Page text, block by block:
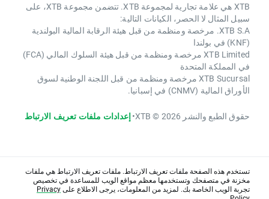
XTB هي علامة تجارية لمجموعة XTB. تتضمن مجموعة XTB، على
سبيل المثال لا الحصر، الكيانات التالية:
XTB S.A. مرخصة ومنظمة من قبل هيئة الرقابة المالية البولندية
(KNF) في بولندا
XTB Limited مرخصة ومنظمة من قبل هيئة السلوك المالي (FCA)
في المملكة المتحدة
XTB Sucursal مرخصة ومنظمة من قبل اللجنة الوطنية لسوق
الأوراق المالية (CNMV) في إسبانيا.
حقوق الطبع والنشر 2026 © XTB •إعدادات ملفات تعريف الارتباط
تستخدم هذه الصفحة ملفات تعريف الارتباط. ملفات تعريف الارتباط هي ملفات
مخزنة في متصفحك وتستخدمها معظم مواقع الويب للمساعدة في تخصيص
تجربة الويب الخاصة بك. لمزيد من المعلومات، يرجى الاطلاع علىPrivacy